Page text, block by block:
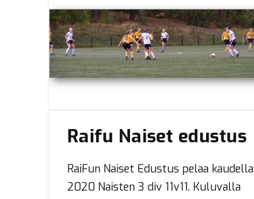
Raifu Naiset edustus
RaiFun Naiset Edustus pelaa kaudella
2020 Naisten 3 div 11v11. Kuluvalla